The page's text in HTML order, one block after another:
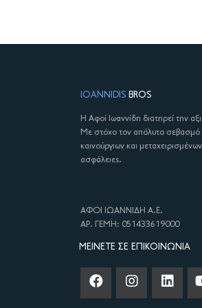
IOANNIDIS BROS
Η Αφοί Ιωαννίδη διατηρεί την
Με στόχο τον απόλυτο σεβασμό
καινούργιων και
ασφάλειες.
ΑΦΟΙ ΙΩΑΝΝΙΔΗ Α.Ε.
ΑΡ. ΓΕΜΗ: 051433619000
ΜΕΊΝΕΤΕ ΣΕ ΕΠΙΚΟΙΝΩΝΊΑ